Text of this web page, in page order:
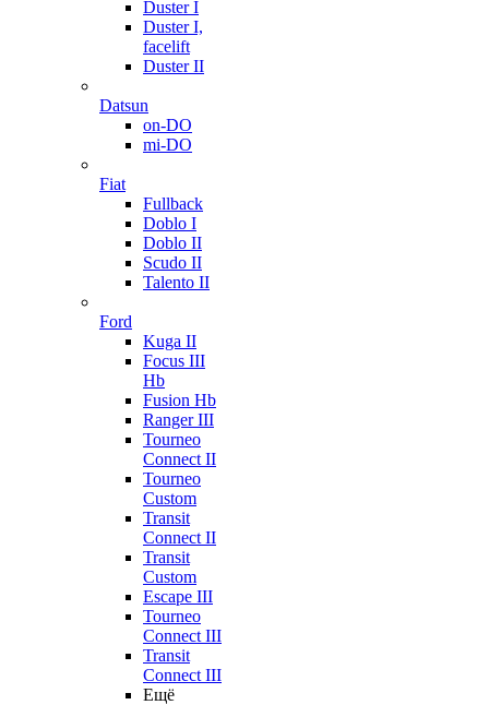
Duster I
Duster I,
facelift
Duster II
Datsun
on-DO
mi-DO
Fiat
Fullback
Doblo I
Doblo II
Scudo II
Talento II
Ford
Kuga II
Focus III
Hb
Fusion Hb
Ranger III
Tourneo
Connect II
Tourneo
Custom
Transit
Connect II
Transit
Custom
Escape III
Tourneo
Connect III
Transit
Connect III
Ещё